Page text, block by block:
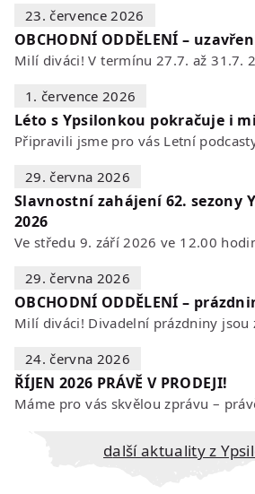
23. července 2026
OBCHODNÍ ODDĚLENÍ –
1. července 2026
Léto s Ypsilonkou pokračuje i
29. června 2026
Slavnostní zahájení 62. sezony
2026
29. června 2026
OBCHODNÍ ODDĚLENÍ –
24. června 2026
ŘÍJEN 2026 PRÁVĚ V PRODEJI!
Další aktuality z